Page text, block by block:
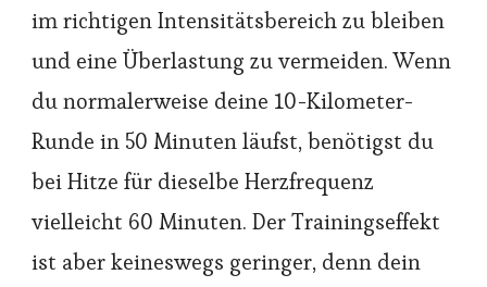
im richtigen Intensitätsbereich zu bleiben
und eine Überlastung zu vermeiden. Wenn
du normalerweise deine 10-Kilometer-
Runde in 50 Minuten läufst, benötigst du
bei Hitze für dieselbe Herzfrequenz
vielleicht 60 Minuten. Der Trainingseffekt
ist aber keineswegs geringer, denn dein